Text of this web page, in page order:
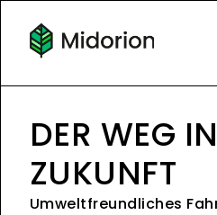
DER WEG
ZUKUNFT
Umweltfreundliches